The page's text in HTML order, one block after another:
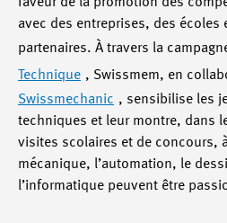
avec des entreprises, des écoles
partenaires. À travers la
Technique , Swissmem, en
Swissmechanic , sensibilise les
techniques et leur montre, dans
visites scolaires et de concours,
mécanique, l’automation, le
l’informatique peuvent être